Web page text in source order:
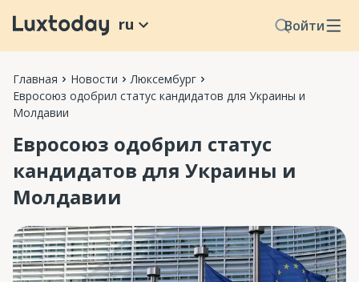
Войти
ru
Главная Новости
Люксембург
Евросоюз одобрил статус кандидатов для Украины и
Молдавии
Евросоюз одобрил статус
кандидатов для Украины и
Молдавии